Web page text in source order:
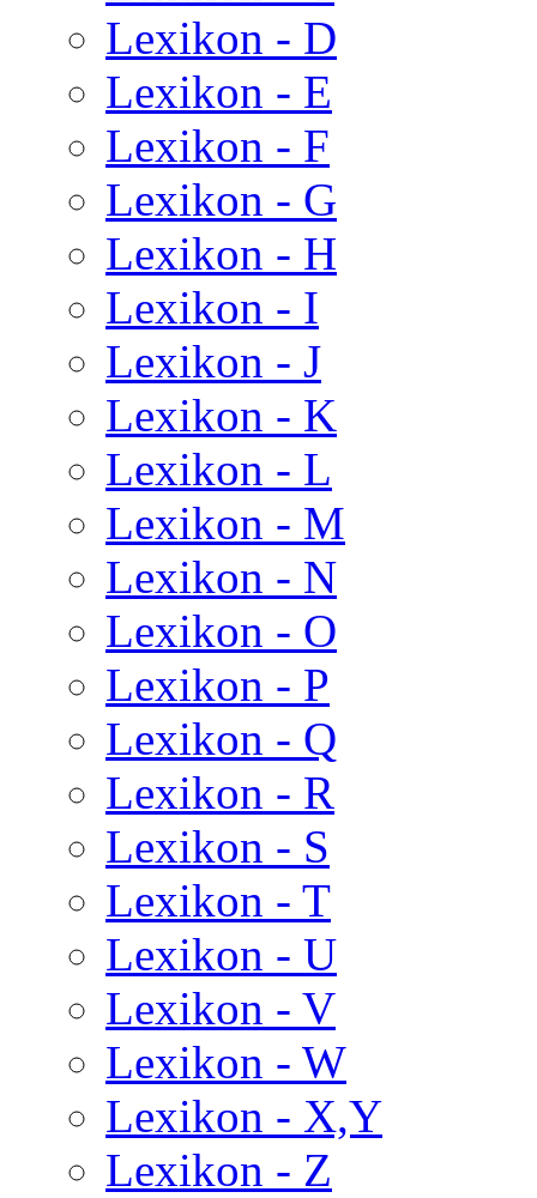
Lexikon - D
Lexikon - E
Lexikon - F
Lexikon - G
Lexikon - H
Lexikon - I
Lexikon - J
Lexikon - K
Lexikon - L
Lexikon - M
Lexikon - N
Lexikon - O
Lexikon - P
Lexikon - Q
Lexikon - R
Lexikon - S
Lexikon - T
Lexikon - U
Lexikon - V
Lexikon - W
Lexikon - X,Y
Lexikon - Z